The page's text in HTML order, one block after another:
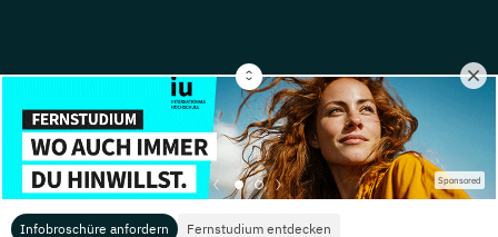
Infobroschüre anfordern Fernstudium entdecken
Sponsored
© Copyright 2026, TarGroup Media GmbH
Impressum
Über
uns
Datenschutzerklärung Nutzungsbedingungen